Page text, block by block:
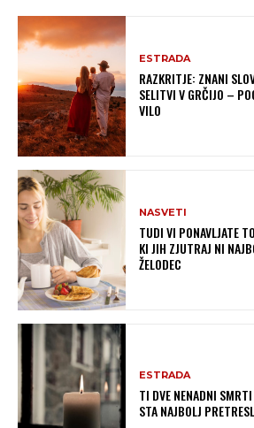
ESTRADA
RAZKRITJE: ZNANI
SELITVI V GRČIJO –
VILO
NASVETI
TUDI VI PONAVLJATE
KI JIH ZJUTRAJ NI
ŽELODEC
ESTRADA
TI DVE NENADNI
STA NAJBOLJ